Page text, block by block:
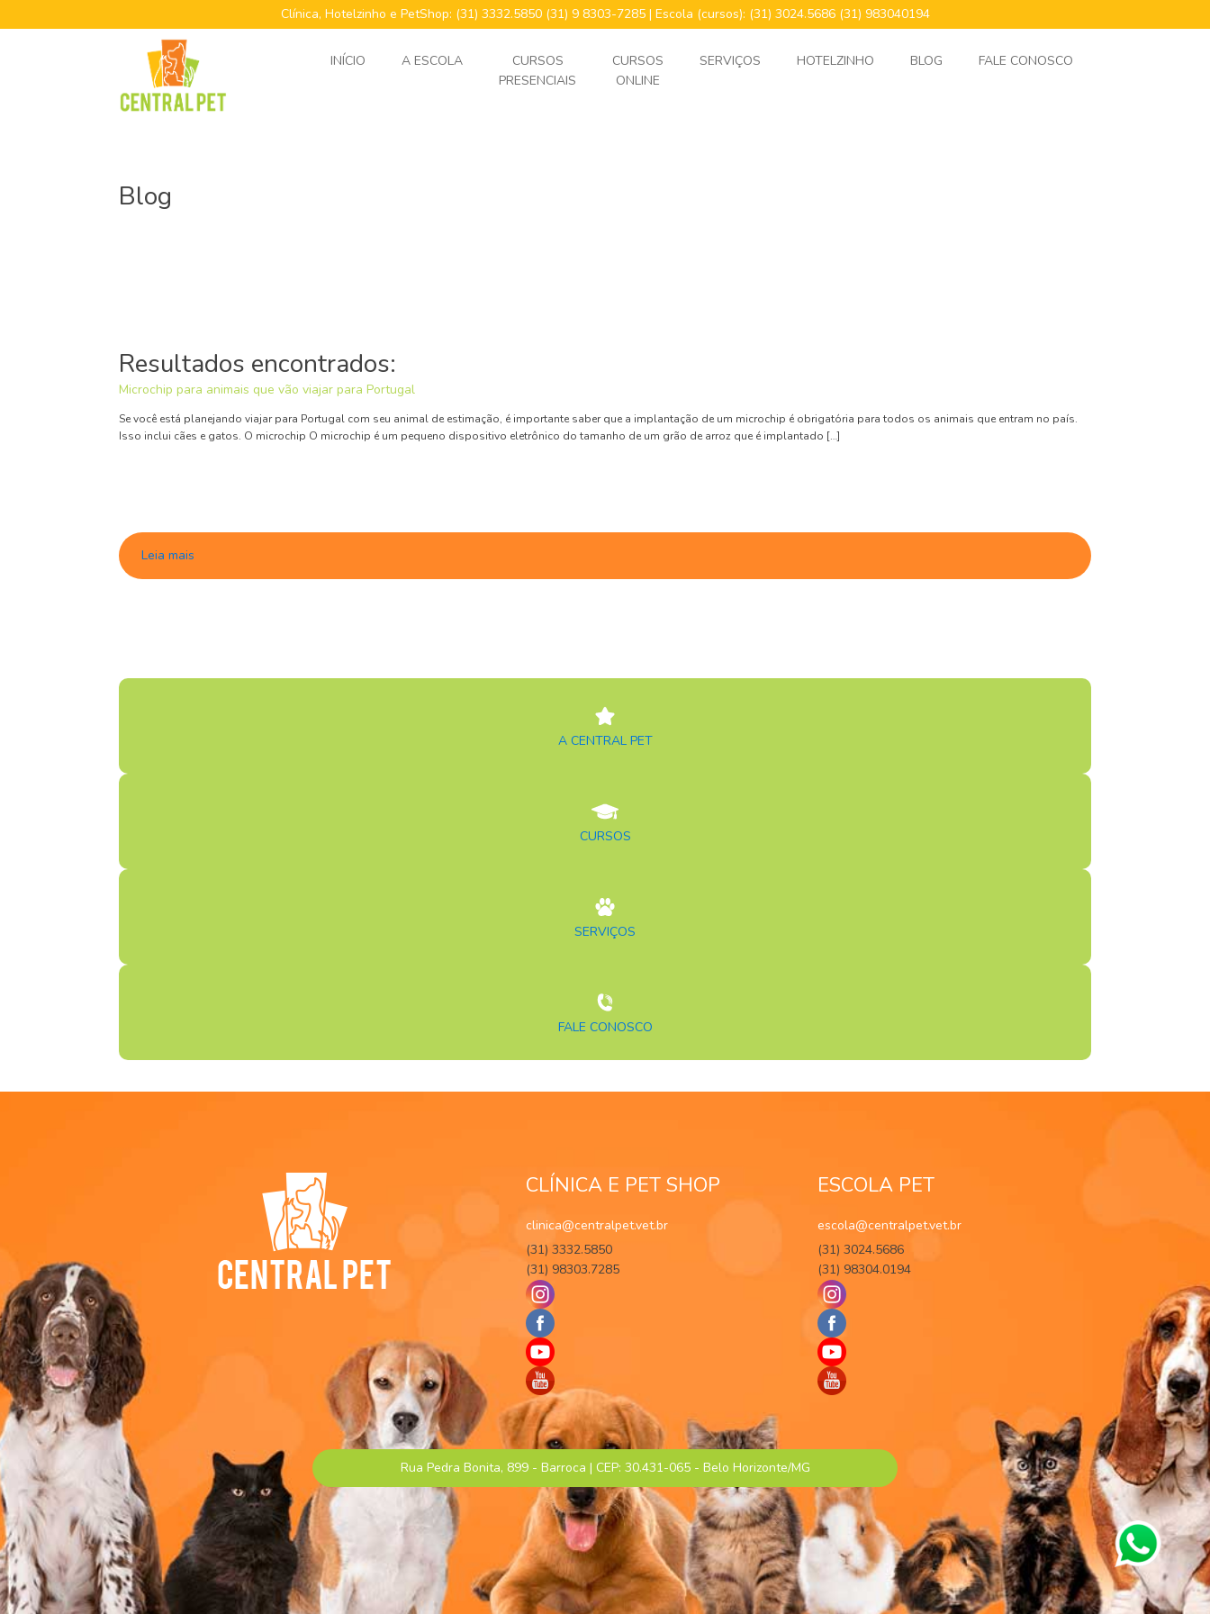
Clínica, Hotelzinho e PetShop: (31) 3332.5850 (31) 9 8303-7285 | Escola (cursos): (31) 3024.5686 (31) 983040194
INÍCIO A ESCOLA
CURSOS
PRESENCIAIS
CURSOS
ONLINE
SERVIÇOS HOTELZINHO BLOG FALE CONOSCO
Blog
Resultados encontrados:
Microchip para animais que vão viajar para Portugal
Se você está planejando viajar para Portugal com seu animal de estimação, é importante saber que a implantação de um microchip é obrigatória para todos os animais que entram no país.
Isso inclui cães e gatos. O microchip O microchip é um pequeno dispositivo eletrônico do tamanho de um grão de arroz que é implantado […]
Leia mais
A CENTRAL PET
CURSOS
SERVIÇOS
FALE CONOSCO
CLÍNICA E PET SHOP
clinica@centralpet.vet.br
(31) 3332.5850
(31) 98303.7285
ESCOLA PET
escola@centralpet.vet.br
(31) 3024.5686
(31) 98304.0194
Rua Pedra Bonita, 899 - Barroca | CEP: 30.431-065 - Belo Horizonte/MG